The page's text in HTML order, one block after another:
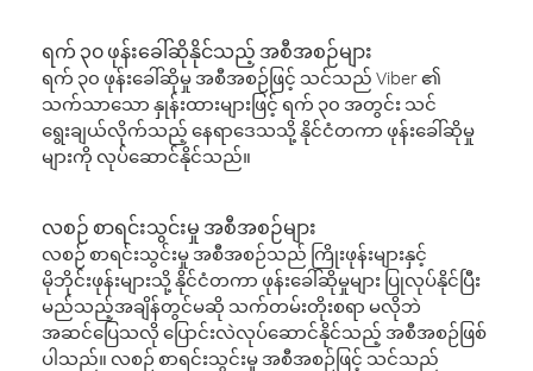
ရက် ၃၀ ဖုန်းခေါ်ဆိုနိုင်သည့် အစီအစဉ်များ
ရက် ၃၀ ဖုန်းခေါ်ဆိုမှု အစီအစဉ်ဖြင့် သင်သည် Viber ၏
သက်သာသော နှုန်းထားများဖြင့် ရက် ၃၀ အတွင်း သင်
ရွေးချယ်လိုက်သည့် နေရာဒေသသို့ နိုင်ငံတကာ ဖုန်းခေါ်ဆိုမှု
များကို လုပ်ဆောင်နိုင်သည်။
လစဉ် စာရင်းသွင်းမှု အစီအစဉ်များ
လစဉ် စာရင်းသွင်းမှု အစီအစဉ်သည် ကြိုးဖုန်းများနှင့်
မိုဘိုင်းဖုန်းများသို့ နိုင်ငံတကာ ဖုန်းခေါ်ဆိုမှုများ ပြုလုပ်နိုင်ပြီး
မည်သည့်အချိန်တွင်မဆို သက်တမ်းတိုးစရာ မလိုဘဲ
အဆင်ပြေသလို ပြောင်းလဲလုပ်ဆောင်နိုင်သည့် အစီအစဉ်ဖြစ်
ပါသည်။ လစဉ် စာရင်းသွင်းမှု အစီအစဉ်ဖြင့် သင်သည်